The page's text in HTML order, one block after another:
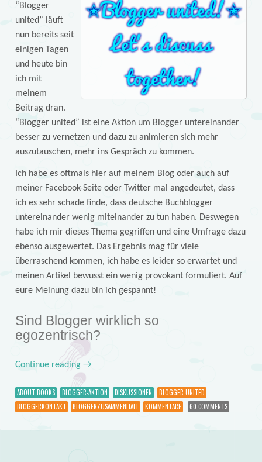
“Blogger
united” läuft
nun bereits seit
einigen Tagen
und heute bin
ich mit
meinem
Beitrag dran.
“Blogger united” ist eine Aktion um Blogger untereinander
besser zu vernetzen und dazu zu animieren sich mehr
auszutauschen, mehr ins Gespräch zu kommen.
Ich habe es oftmals hier auf meinem Blog oder auch auf
meiner Facebook-Seite oder Twitter mal angedeutet, dass
ich es sehr schade finde, dass deutsche Buchblogger
untereinander wenig miteinander zu tun haben. Deswegen
habe ich mir dieses Thema gegriffen und eine Umfrage dazu
ebenso ausgewertet. Das Ergebnis mag für viele
überraschend kommen, ich habe es leider so erwartet und
meinen Artikel bewusst ein wenig provokant formuliert. Auf
eure Meinung dazu bin ich gespannt!
Sind Blogger wirklich so
egozentrisch?
Continue reading →
ABOUT BOOKS BLOGGER-AKTION DISKUSSIONEN
BLOGGER UNITED
BLOGGERKONTAKT
BLOGGERZUSAMMENHALT KOMMENTARE 60 COMMENTS